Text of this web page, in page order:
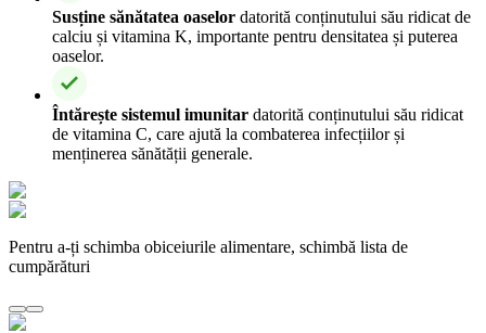
Susține sănătatea oaselor datorită conținutului său ridicat de
calciu și vitamina K, importante pentru densitatea și puterea
oaselor.
Întărește sistemul imunitar datorită conținutului său ridicat
de vitamina C, care ajută la combaterea infecțiilor și
menținerea sănătății generale.
Pentru a-ți schimba obiceiurile alimentare, schimbă lista de
cumpărături